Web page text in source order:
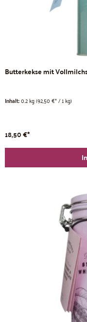
Butterkekse mit
Inhalt:0.2 kg(92,50 €* / 1 kg)
18,50 €*